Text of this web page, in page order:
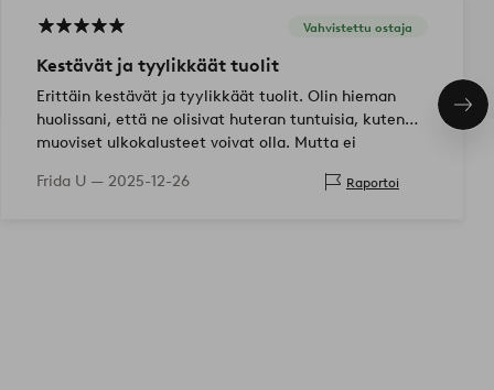
Vahvistettu ostaja
Kestävät ja tyylikkäät tuolit
Erittäin kestävät ja tyylikkäät tuolit. Olin hieman
huolissani, että ne olisivat huteran tuntuisia, kuten
muoviset ulkokalusteet voivat olla. Mutta ei
Frida U — 2025-12-26 Raportoi